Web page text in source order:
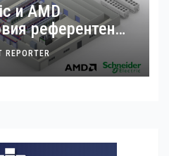
и AMD
референтен
Helios за
на фабрики
REPORTER